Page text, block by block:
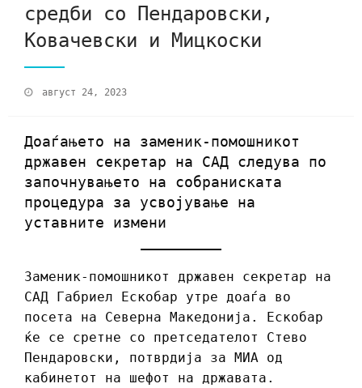
средби со Пендаровски,
Ковачевски и Мицкоски
август 24, 2023
Доаѓањето на заменик-помошникот
државен секретар на САД следува по
започнувањето на собраниската
процедура за усвојување на
уставните измени
Заменик-помошникот државен секретар на
САД Габриел Ескобар утре доаѓа во
посета на Северна Македонија. Ескобар
ќе се сретне со претседателот Стево
Пендаровски, потврдија за МИА од
кабинетот на шефот на државата.